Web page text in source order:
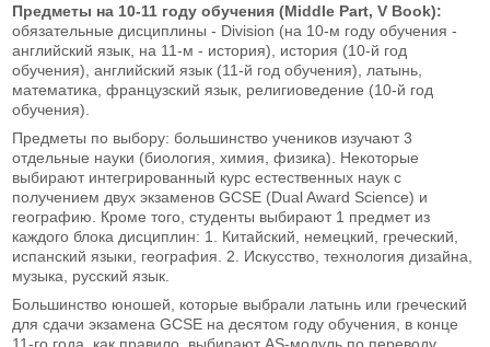
Предметы на 10-11 году обучения (Middle Part, V Book):
обязательные дисциплины - Division (на 10-м году обучения -
английский язык, на 11-м - история), история (10-й год
обучения), английский язык (11-й год обучения), латынь,
математика, французский язык, религиоведение (10-й год
обучения).
Предметы по выбору: большинство учеников изучают 3
отдельные науки (биология, химия, физика). Некоторые
выбирают интегрированный курс естественных наук с
получением двух экзаменов GCSE (Dual Award Science) и
географию. Кроме того, студенты выбирают 1 предмет из
каждого блока дисциплин: 1. Китайский, немецкий, греческий,
испанский языки, география. 2. Искусство, технология дизайна,
музыка, русский язык.
Большинство юношей, которые выбрали латынь или греческий
для сдачи экзамена GCSE на десятом году обучения, в конце
11-го года, как правило, выбирают AS-модуль по переводу.